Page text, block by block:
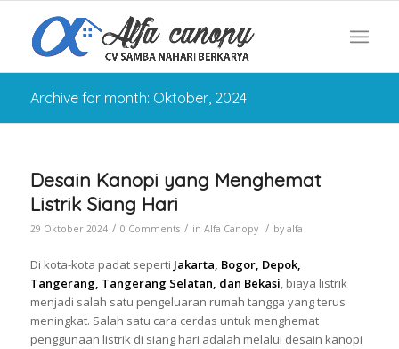
Archive for month: Oktober, 2024
Desain Kanopi yang Menghemat
Listrik Siang Hari
29 Oktober 2024 / 0 Comments / in Alfa Canopy / by alfa
Di kota-kota padat seperti Jakarta, Bogor, Depok,
Tangerang, Tangerang Selatan, dan Bekasi, biaya listrik
menjadi salah satu pengeluaran rumah tangga yang terus
meningkat. Salah satu cara cerdas untuk menghemat
penggunaan listrik di siang hari adalah melalui desain kanopi